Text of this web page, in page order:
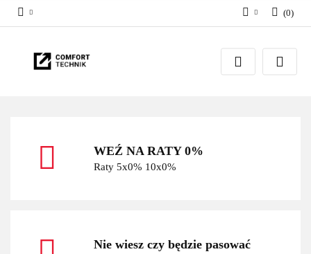
Zaloguj się
Zarejestruj się
(0)
WEŹ NA RATY 0%
Raty 5x0% 10x0%
Nie wiesz czy będzie pasować